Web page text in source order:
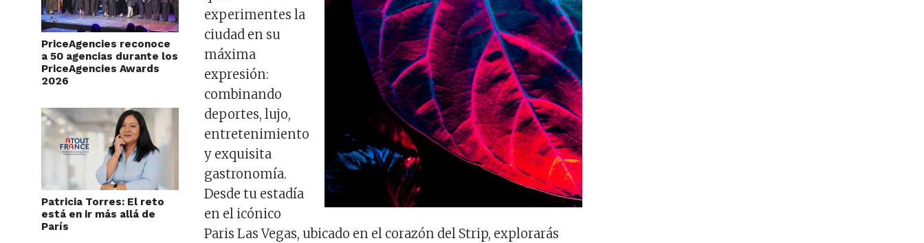
PriceAgencies reconoce
a 50 agencias durante los
PriceAgencies Awards
2026
Patricia Torres: El reto
está en ir más allá de
París
experimentes la
ciudad en su
máxima
expresión:
combinando
deportes, lujo,
entretenimiento
y exquisita
gastronomía.
Desde tu estadía
en el icónico
Paris Las Vegas, ubicado en el corazón del Strip, explorarás